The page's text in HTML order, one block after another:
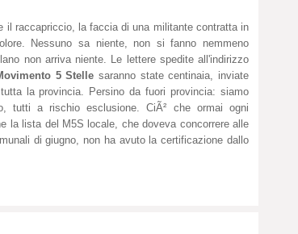
il raccapriccio, la faccia di una militante contratta in
Nessuno sa niente, non si fanno nemmeno
non arriva niente. Le lettere spedite all'indirizzo
5 Stelle saranno state centinaia, inviate
la provincia. Persino da fuori provincia: siamo
tutti a rischio esclusione. CiÃ² che ormai ogni
la lista del M5S locale, che doveva concorrere alle
di giugno, non ha avuto la certificazione dallo